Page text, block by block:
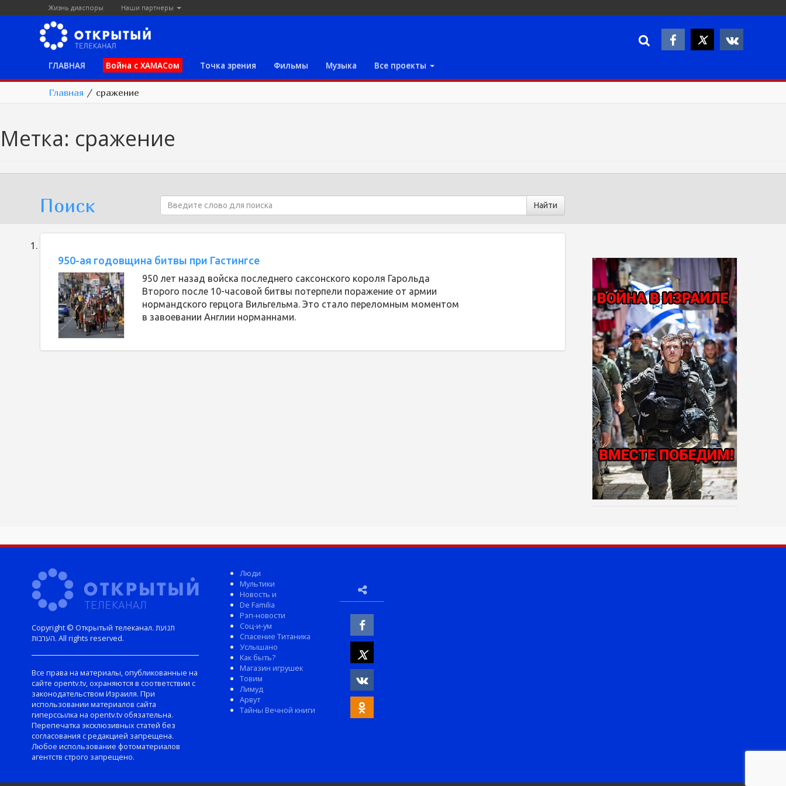
Жизнь диаспоры Наши партнеры
ГЛАВНАЯ Война с ХАМАСом Точка зрения Фильмы Музыка Все проекты
Главная / сражение
Метка: сражение
Поиск
950-ая годовщина битвы при Гастингсе
950 лет назад войска последнего саксонского короля Гарольда
Второго после 10-часовой битвы потерпели поражение от армии
нормандского герцога Вильгельма. Это стало переломным моментом
в завоевании Англии норманнами.
Copyright © Открытый телеканал. תנועת
הערבות. All rights reserved.
Все права на материалы, опубликованные на
сайте opentv.tv, охраняются в соответствии с
законодательством Израиля. При
использовании материалов сайта
гиперссылка на opentv.tv обязательна.
Перепечатка эксклюзивных статей без
согласования с редакцией запрещена.
Любое использование фотоматериалов
агентств строго запрещено.
Люди
Мультики
Новость и
De Familia
Рэп-новости
Соц-и-ум
Спасение Титаника
Услышано
Как быть?
Магазин игрушек
Товим
Лимуд
Арвут
Тайны Вечной книги